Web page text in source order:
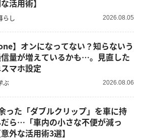
活用術】
らし 2026.08.05
】オンになってない？知らないう
量が増えているかも…。見直した
マホ設定
ぶ 2026.08.06
ら…「車内の小さな不便が減っ
外な活用術3選】